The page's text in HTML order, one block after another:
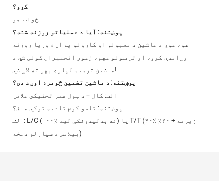
کړو؟
ځواب: هو
پوښتنه: آیا د عملیاتو روزنه شته؟
هو، موږ د ماشین د نصبولو او کارولو په اړه وړیا روزنه
وړاندې کوو، او تر ټولو مهم، زموږ انجنیران کولی شي د
ماشین ترمیم لپاره بهر ته لاړ شي!
پوښتنه: د ماشین تضمین څومره اوږد دی؟
الف: کال + د ټول عمر تخنیکي ملاتړ
پوښتنه: تاسو کوم تادیه توکي منئ؟
الف: L/C (۱۰۰٪ نه بدلیدونکی لید) یا T/T (۴۰٪ زیرمه + ۶۰٪
بیلانس د سپارلو دمخه)